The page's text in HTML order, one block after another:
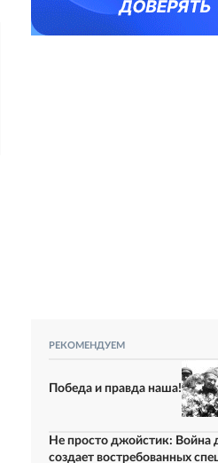
РЕКОМЕНДУЕМ
Победа и правда наша!
Не просто джойстик: Война
создает востребованных